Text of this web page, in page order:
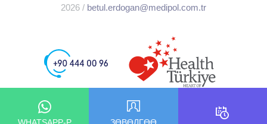
2026 / betul.erdogan@medipol.com.tr
WHATSAPP-Р ЗӨВӨЛГӨӨ